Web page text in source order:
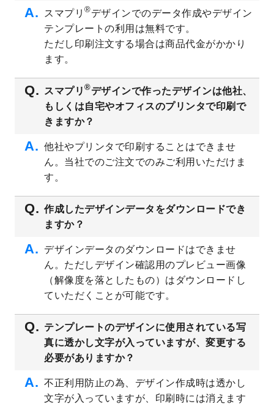
2023/8/7
【新商品】チケット
が作成できるようにな
りました！
美容・エステのチラシデザインテンプレー
トを追加しました。
いたしました。
2023/6/12
うちわのデザインテンプレート
を公開いた
しました。
を公開いたしました。
2023/5/9
書類カバー（見積書表紙）のデザインテン
追加しました。
2023/4/20
2023/4/18
セミナー・講演会のチラシデザインテンプ
レートを追加しました。
2023/4/18
スポーツジム・フィットネスクラブのチラ
シデザインテンプレート
2023/3/16
シール・ラベルのデザインテンプレートを
公開いたしました。
2023/3/13
封筒（長3、洋長3、角2）のデザインテンプ
レートを追加しました。
2023/3/13
クリアファイルのデザインテンプレート
追加しました。
スマプリ ®デザインでのデータ作成やデザイン
テンプレートの利用は無料です。
ただし印刷注文する場合は商品代金がかかり
ます。
スマプリ ®デザインで作ったデザインは他社、
もしくは自宅やオフィスのプリンタで印刷で
きますか？
他社やプリンタで印刷することはできませ
ん。当社でのご注文でのみご利用いただけま
す。
作成したデザインデータをダウンロードでき
ますか？
デザインデータのダウンロードはできませ
ん。ただしデザイン確認用のプレビュー画像
（解像度を落としたもの）はダウンロードし
ていただくことが可能です。
テンプレートのデザインに使用されている写
真に透かし文字が入っていますが、変更する
必要がありますか？
不正利用防止の為、デザイン作成時は透かし
文字が入っていますが、印刷時には消えます